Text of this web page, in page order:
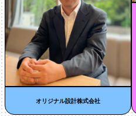
オリジナル設計株式会社